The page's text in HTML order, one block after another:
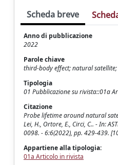
Scheda breve
Anno di pubblicazione
2022
Parole chiave
third-body effect; natural
Tipologia
01 Pubblicazione su rivista::01a
Citazione
Probe lifetime around natural
Lei, H., Ortore, E., Circi, C.. - In:
0098. - 6:6(2022), pp. 429-439.
Appartiene alla tipologia:
01a Articolo in rivista